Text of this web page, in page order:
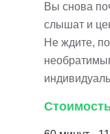
Вы снова
слышат и
Не ждите,